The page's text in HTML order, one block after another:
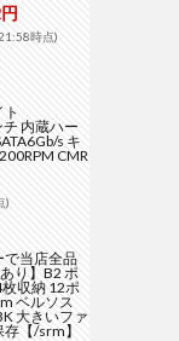
時点)
内蔵ハー
s キ
CMR
)
で当店全品
り】B2 ポ
収納 12ポ
ベルソス
大きいファ
【/srm】